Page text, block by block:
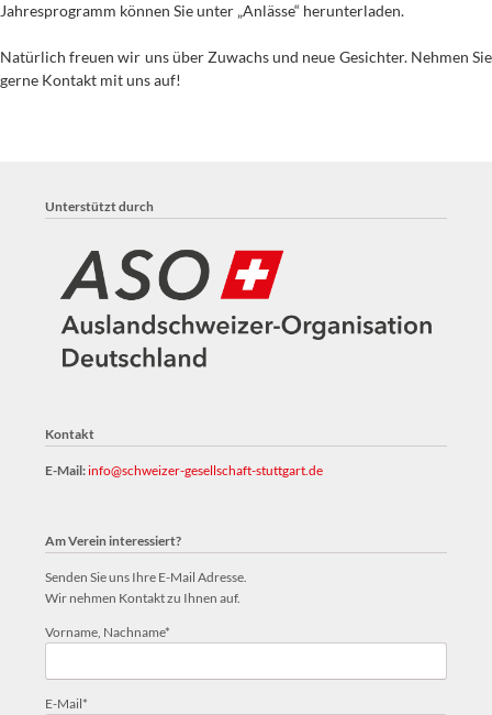
Jahresprogramm können Sie unter „Anlässe“ herunterladen.
Natürlich freuen wir uns über Zuwachs und neue Gesichter. Nehmen Sie
gerne Kontakt mit uns auf!
Unterstützt durch
Kontakt
E-Mail:info@schweizer-gesellschaft-stuttgart.de
Am Verein interessiert?
Senden Sie uns Ihre E-Mail Adresse.
Wir nehmen Kontakt zu Ihnen auf.
Pflichtfeld
Vorname, Nachname*
Pflichtfeld
E-Mail*